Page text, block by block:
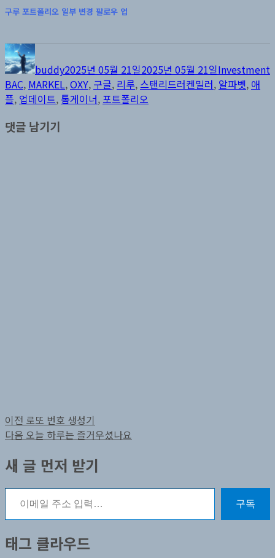
구루 포트폴리오 일부 변경 팔로우 업
글
쓴
이
buddy성
일
자
2025년 05월 21일2025년 05월 21일테
고
리
Investment
BAC, MARKEL,OXY, 구글, 리루, 스탠리드러켄밀러, 알파벳, 애
플, 업데이트, 톰게이너, 포트폴리오
댓글 남기기
글
탐
색
이전 이
전
로또 번호 생성기
다음 다
글:
오늘 하루는 즐거우셨나요
새 글 먼저 받기
이메일 주소 입력…
구독
태그 클라우드